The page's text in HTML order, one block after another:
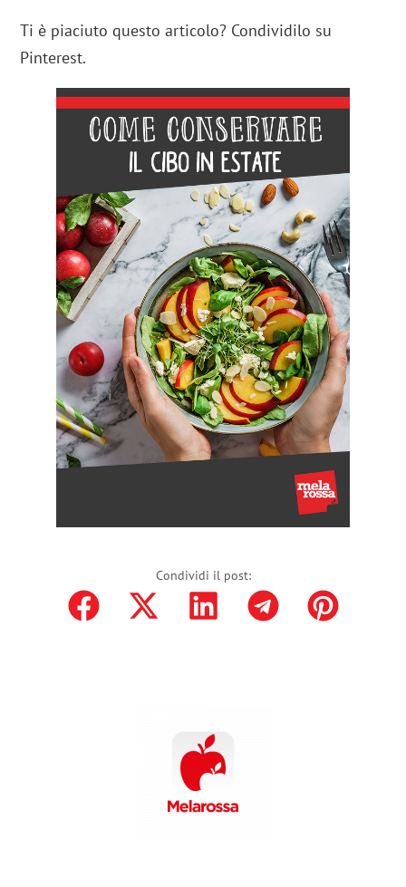
Ti è piaciuto questo articolo? Condividilo su
Pinterest.
Condividi il post: